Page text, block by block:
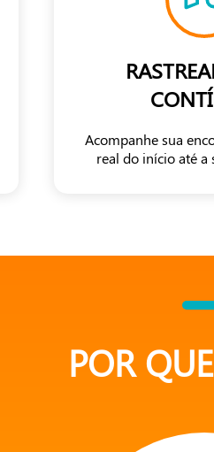
Acompanhe sua
real do início até a
POR